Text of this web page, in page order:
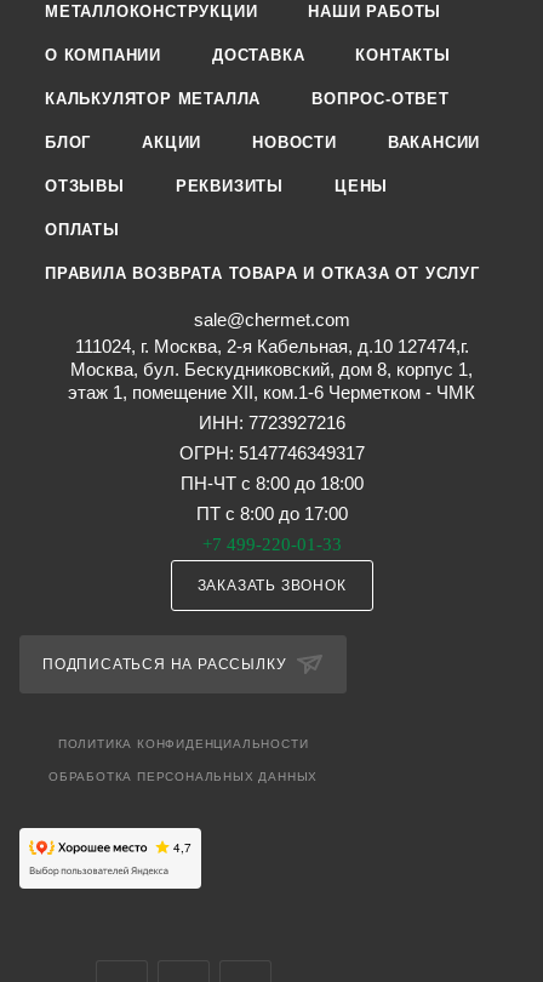
МЕТАЛЛОКОНСТРУКЦИИ НАШИ РАБОТЫ
О КОМПАНИИ ДОСТАВКА КОНТАКТЫ
КАЛЬКУЛЯТОР МЕТАЛЛА ВОПРОС-ОТВЕТ
БЛОГ АКЦИИ НОВОСТИ ВАКАНСИИ
ОТЗЫВЫ РЕКВИЗИТЫ ЦЕНЫ
ОПЛАТЫ
ПРАВИЛА ВОЗВРАТА ТОВАРА И ОТКАЗА ОТ УСЛУГ
sale@chermet.com
111024, г. Москва, 2-я Кабельная, д.10 127474,г.
Москва, бул. Бескудниковский, дом 8, корпус 1,
этаж 1, помещение XII, ком.1-6 Черметком - ЧМК
ИНН: 7723927216
ОГРН: 5147746349317
ПН-ЧТ с 8:00 до 18:00
ПТ с 8:00 до 17:00
+7 499-220-01-33
ЗАКАЗАТЬ ЗВОНОК
ПОДПИСАТЬСЯ НА РАССЫЛКУ
ПОЛИТИКА КОНФИДЕНЦИАЛЬНОСТИ
ОБРАБОТКА ПЕРСОНАЛЬНЫХ ДАННЫХ